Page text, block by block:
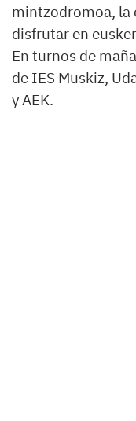
mintzodromoa, la
disfrutar en
En turnos de
de IES Muskiz,
y AEK.